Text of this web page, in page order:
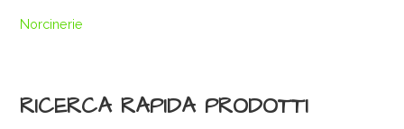
Norcinerie
RICERCA RAPIDA PRODOTTI